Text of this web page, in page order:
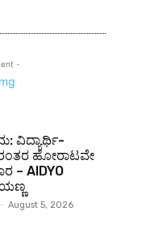
-
ವಿದ್ಯಾರ್ಥಿ-
ಹೋರಾಟವೇ
– AIDYO
- August 5, 2026